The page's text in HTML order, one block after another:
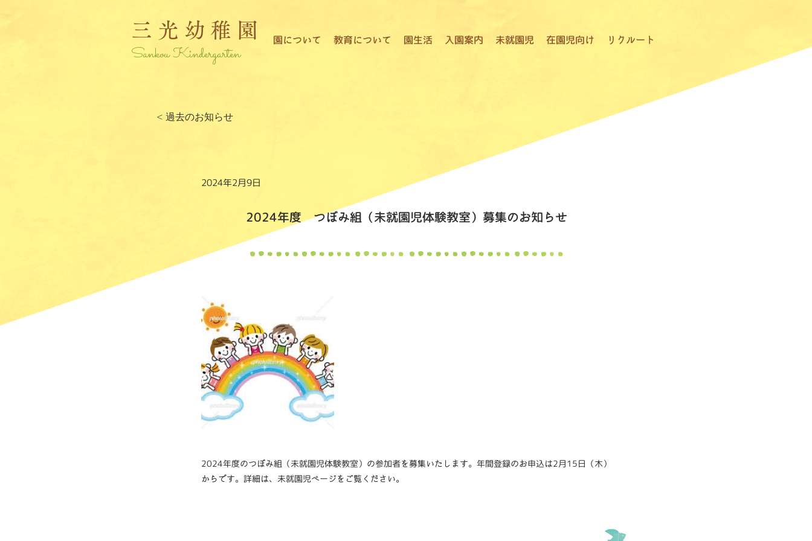
三光幼稚園
Sankou Kindergarten
園について 教育について 園生活 入園案内 未就園児 在園児向け リクルート
< 過去のお知らせ
2024年2月9日
2024年度 つぼみ組（未就園児体験教室）募集のお知らせ
2024年度のつぼみ組（未就園児体験教室）の参加者を募集いたします。年間登録のお申込は2月15日（木）
からです。詳細は、未就園児ページをご覧ください。